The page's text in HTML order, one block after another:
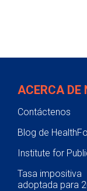
ACERCA DE
Contáctenos
Blog de
Institute for
Tasa impositiva
adoptada para